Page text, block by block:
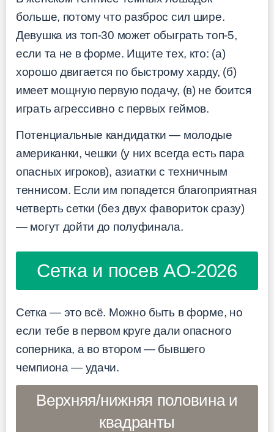
больше, потому что разброс сил шире.
Девушка из топ-30 может обыграть топ-5,
если та не в форме. Ищите тех, кто: (а)
хорошо двигается по быстрому харду, (б)
имеет мощную первую подачу, (в) не боится
играть агрессивно с первых геймов.
Потенциальные кандидатки — молодые
американки, чешки (у них всегда есть пара
опасных игроков), азиатки с техничным
теннисом. Если им попадется благоприятная
четверть сетки (без двух фавориток сразу)
— могут дойти до полуфинала.
Сетка и посев AO-2026
Сетка — это всё. Можно быть в форме, но
если тебе в первом круге дали опасного
соперника, а во втором — бывшего
чемпиона — удачи.
Верхняя/нижняя половина и
квадранты